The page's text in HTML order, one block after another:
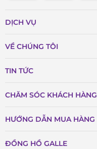
DỊCH VỤ
VỀ CHÚNG TÔI
TIN TỨC
CHĂM SÓC KHÁCH HÀNG
HƯỚNG DẪN MUA HÀNG
ĐỒNG HỒ GALLE